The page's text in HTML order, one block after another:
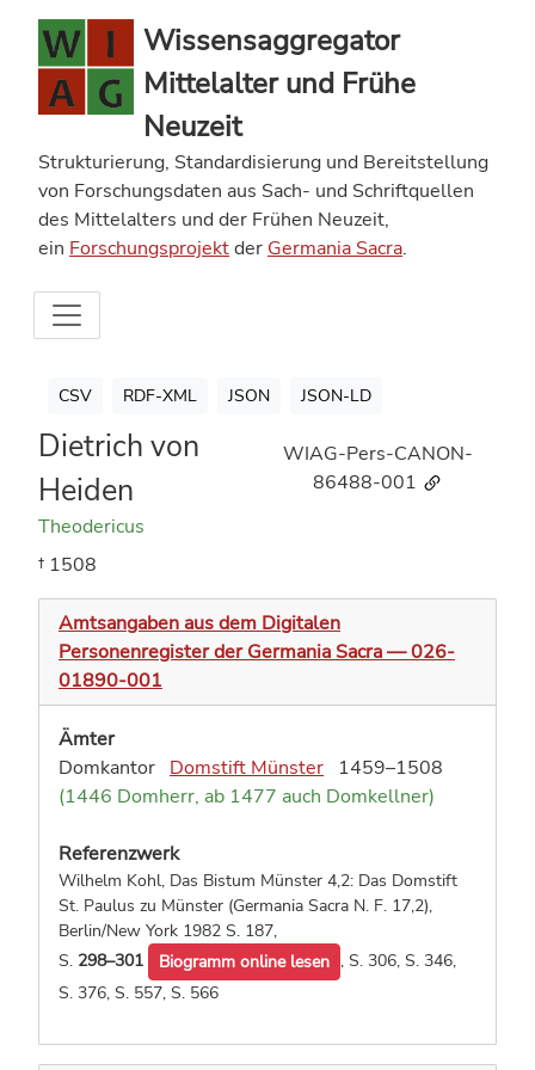
Wissensaggregator
Mittelalter und Frühe
Neuzeit
Strukturierung, Standardisierung und Bereitstellung
von Forschungsdaten aus Sach- und Schriftquellen
des Mittelalters und der Frühen Neuzeit,
ein Forschungsprojektder Germania Sacra.
CSV RDF-XML JSON JSON-LD
Dietrich von
Heiden
WIAG-Pers-CANON-
86488-001
Theodericus
† 1508
Amtsangaben aus dem Digitalen
Personenregister der Germania Sacra — 026-
01890-001
Ämter
Domkantor Domstift Münster
1459–1508
(1446 Domherr, ab 1477 auch Domkellner)
Referenzwerk
Wilhelm Kohl, Das Bistum Münster 4,2: Das Domstift
St. Paulus zu Münster (Germania Sacra N. F. 17,2),
Berlin/New York 1982 S. 187,
S. 298–301 Biogramm online lesen , S. 306, S. 346,
S. 376, S. 557, S. 566